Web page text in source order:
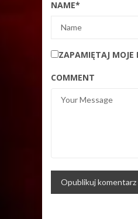
NAME*
ZAPAMIĘTAJ MOJE
COMMENT